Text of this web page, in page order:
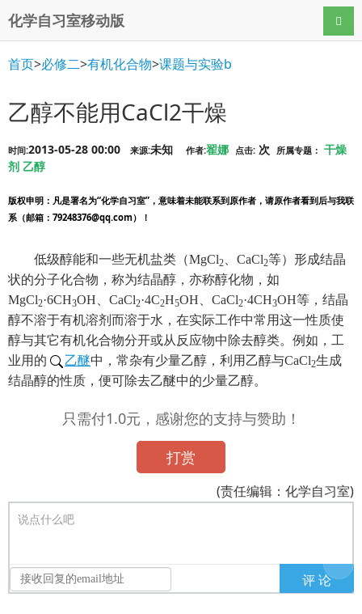
化学自习室移动版 导航
首页>必修二>有机化合物>课题与实验b
乙醇不能用CaCl2干燥
时间:2013-05-28 00:00 来源:未知 作者:翟娜 点击: 次 所属专题： 干燥
剂 乙醇
版权申明 ：凡是署名为“化学自习室”，意味着未能联系到原作者，请原作者看到后与我联
系（邮箱：79248376@qq.com）！
低级醇能和一些无机盐类（MgCl2 、CaCl2等）形成结晶
状的分子化合物，称为结晶醇，亦称醇化物，如
MgCl2·6CH3OH、CaCl2·4C2H5OH、CaCl2·4CH3OH等，结晶
醇不溶于有机溶剂而溶于水，在实际工作中常用这一性质使
醇与其它有机化合物分开或从反应物中除去醇类。例如，工
业用的
乙醚中，常杂有少量乙醇，利用乙醇与CaCl2生成
结晶醇的性质，便可除去乙醚中的少量乙醇。
只需付1.0元，感谢您的支持与赞助！
打赏
(责任编辑：化学自习室)
说点什么吧